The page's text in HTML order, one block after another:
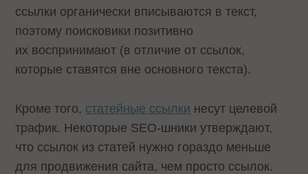
ссылки органически вписываются в текст,
поэтому поисковики позитивно
их воспринимают (в отличие от ссылок,
которые ставятся вне основного текста).
Кроме того, статейные ссылки несут целевой
трафик. Некоторые SEO-шники утверждают,
что ссылок из статей нужно гораздо меньше
для продвижения сайта, чем просто ссылок.